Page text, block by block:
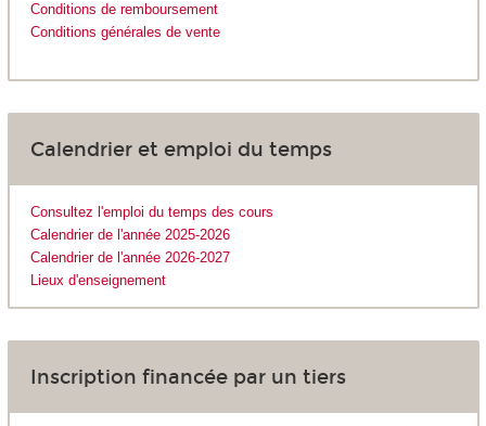
Conditions de remboursement
Conditions générales de vente
Calendrier et emploi du temps
Consultez l'emploi du temps des cours
Calendrier de l'année 2025-2026
Calendrier de l'année 2026-2027
Lieux d'enseignement
Inscription financée par un tiers